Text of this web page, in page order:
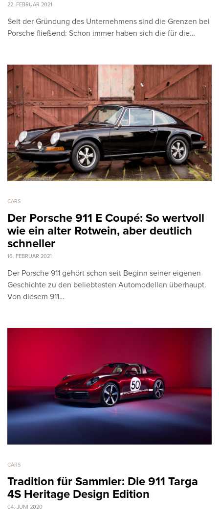
22. FEBRUAR 2021
Seit der Gründung des Unternehmens sind die Grenzen bei
Porsche fließend: Schon immer haben sich die für die…
CARS
Der Porsche 911 E Coupé: So wertvoll
wie ein alter Rotwein, aber deutlich
schneller
16. FEBRUAR 2021
Der Porsche 911 gehört schon seit Beginn seiner eigenen
Geschichte zu den beliebtesten Automodellen überhaupt.
Von diesem 911…
CARS
Tradition für Sammler: Die 911 Targa
4S Heritage Design Edition
04. JUNI 2020